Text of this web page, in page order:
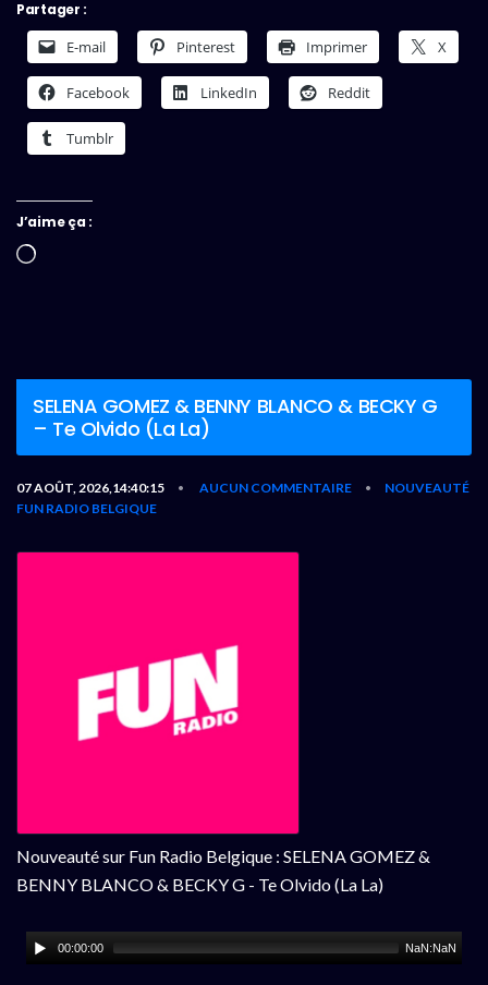
Partager :
E-mail Pinterest Imprimer X
Facebook LinkedIn Reddit
Tumblr
J’aime ça :
Chargement…
SELENA GOMEZ & BENNY BLANCO & BECKY G
– Te Olvido (La La)
07 AOÛT, 2026,14:40:15 • AUCUN COMMENTAIRE •
NOUVEAUTÉ
FUN RADIO BELGIQUE
Nouveauté sur Fun Radio Belgique : SELENA GOMEZ &
BENNY BLANCO & BECKY G - Te Olvido (La La)
00:00:00 NaN:NaN